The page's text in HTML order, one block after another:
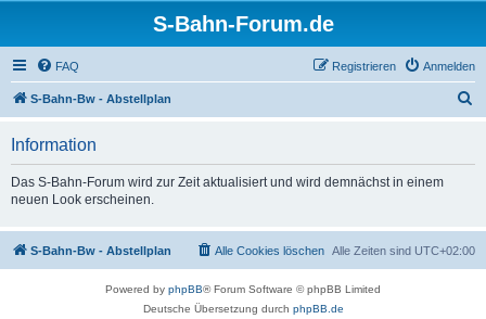
S-Bahn-Forum.de
FAQ Anmelden
Registrieren
S-Bahn-Bw - Abstellplan
Information
Das S-Bahn-Forum wird zur Zeit aktualisiert und wird demnächst in einem
neuen Look erscheinen.
S-Bahn-Bw - Abstellplan Alle Zeiten sind UTC+02:00
Alle Cookies löschen
Powered by phpBB® Forum Software © phpBB Limited
Deutsche Übersetzung durch phpBB.de